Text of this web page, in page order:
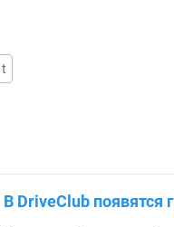
В DriveClub появятся